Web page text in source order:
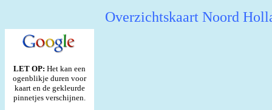
Overzichtskaart Noord
LET OP: Het kan een
ogenblikje duren voor
kaart en de gekleurde
pinnetjes verschijnen.